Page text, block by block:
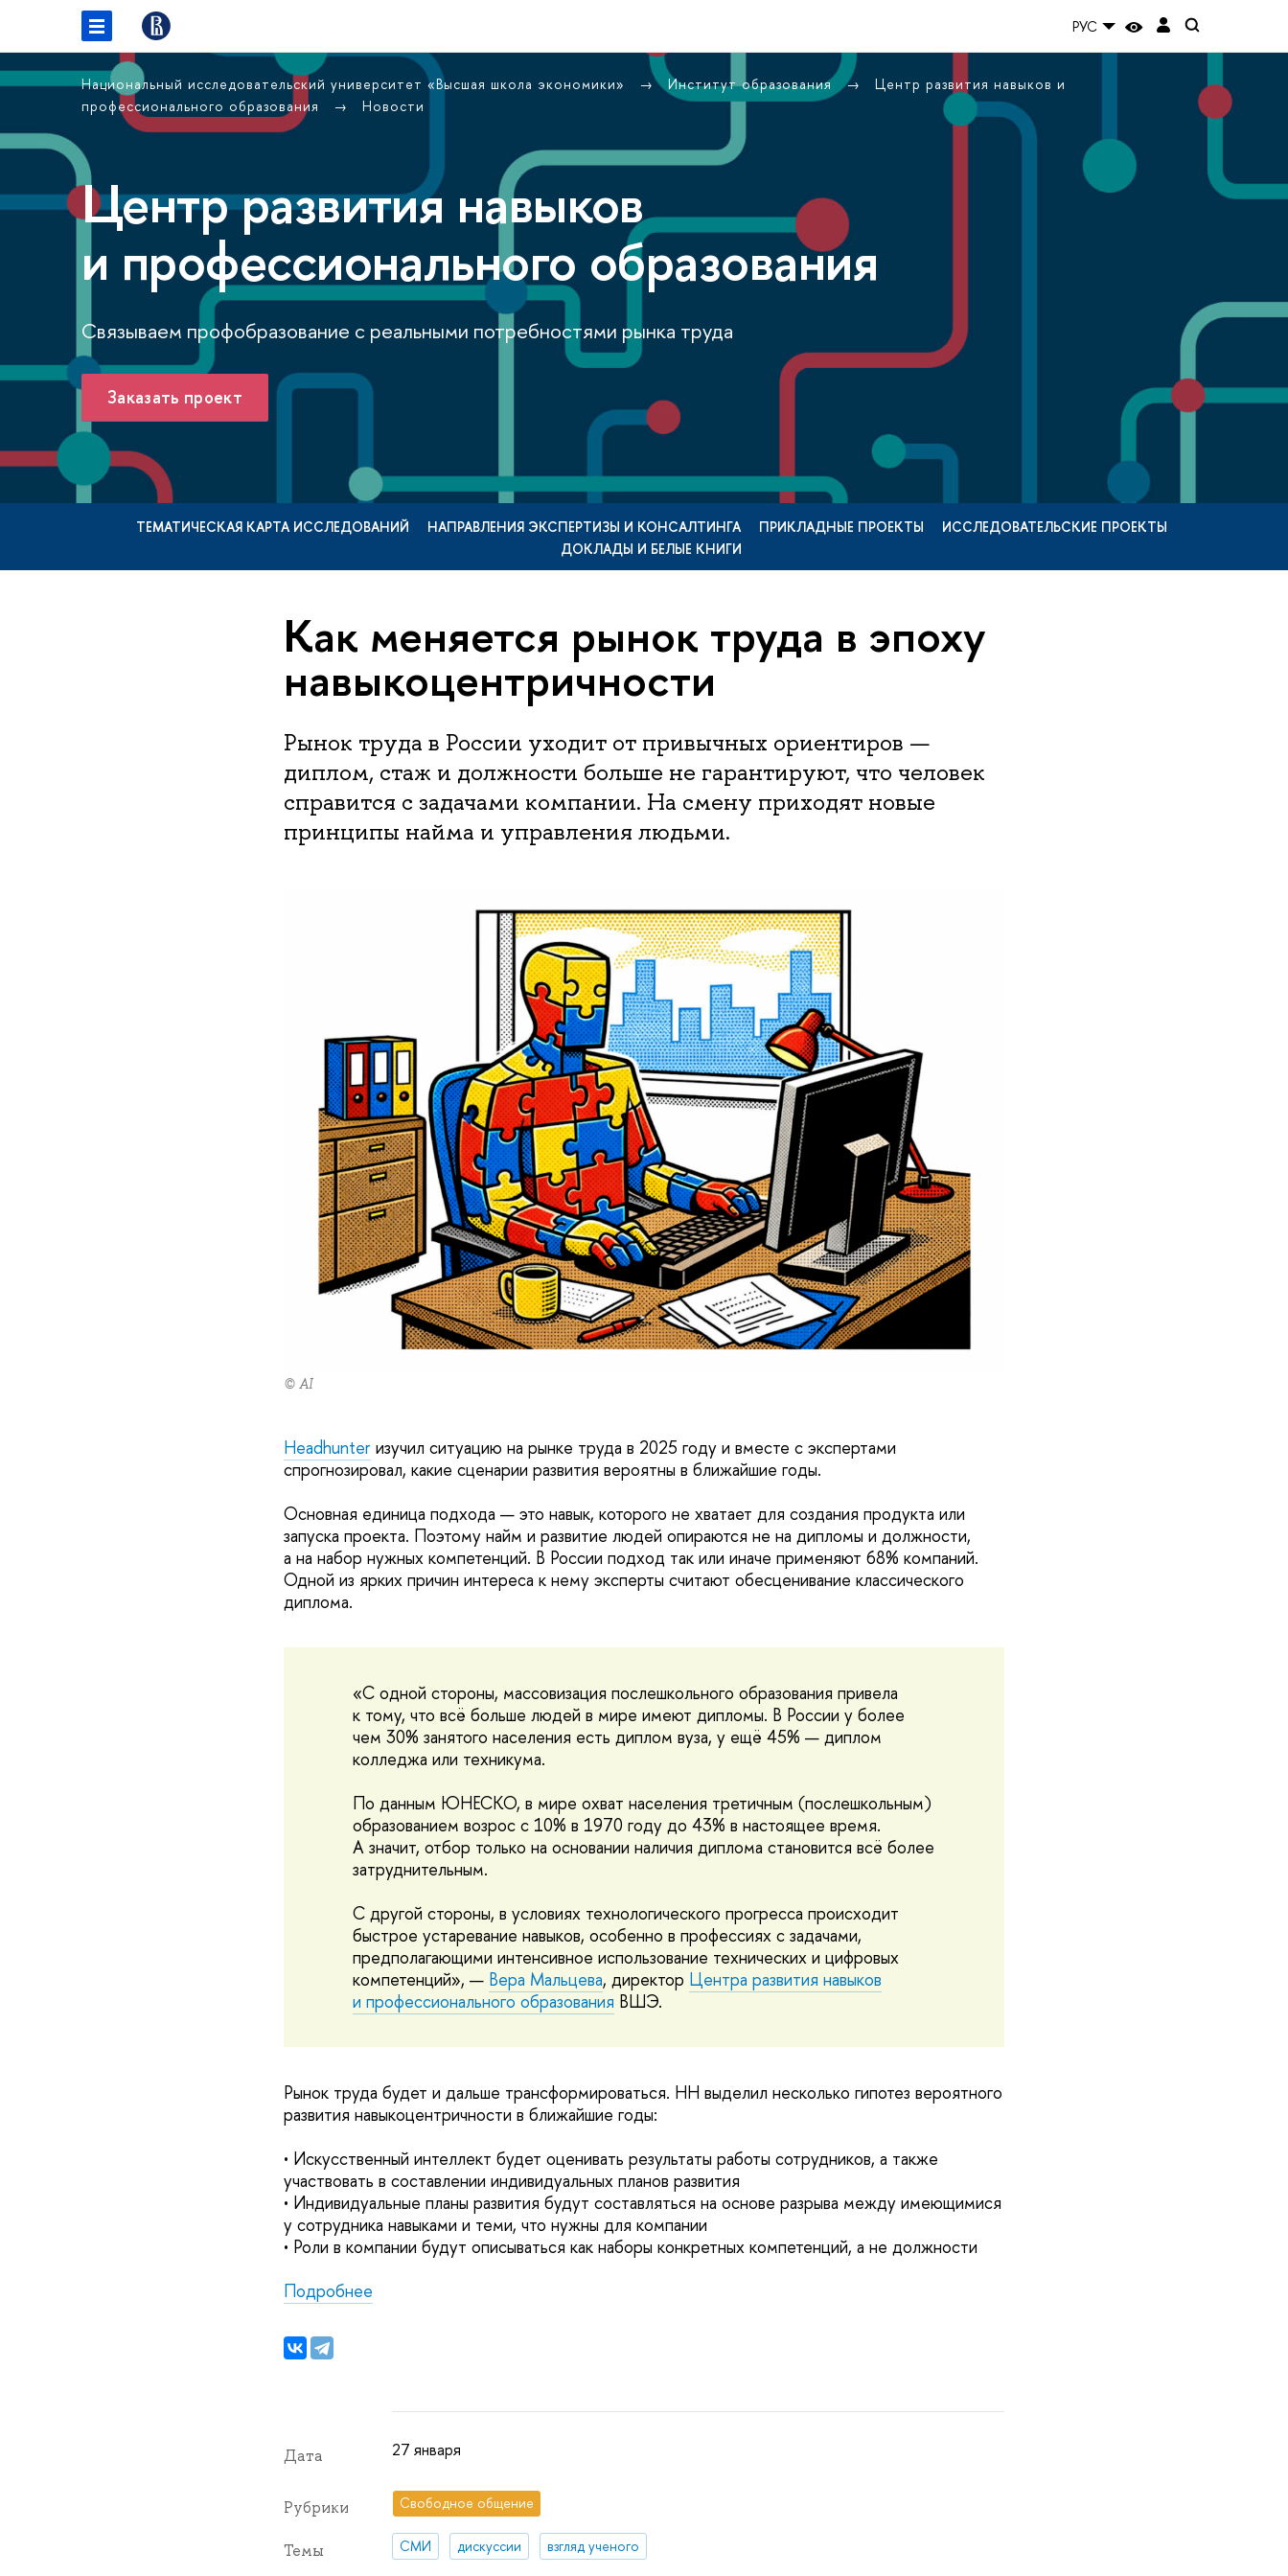
РУС
Национальный исследовательский университет «Высшая школа экономики» Институт образования
Центр развития навыков и
профессионального образования
Новости
Центр развития навыков
и профессионального образования
Связываем профобразование с реальными потребностями рынка труда
Заказать проект
ТЕМАТИЧЕСКАЯ КАРТА ИССЛЕДОВАНИЙ НАПРАВЛЕНИЯ ЭКСПЕРТИЗЫ И КОНСАЛТИНГА ПРИКЛАДНЫЕ ПРОЕКТЫ
ИССЛЕДОВАТЕЛЬСКИЕ ПРОЕКТЫ
ДОКЛАДЫ И БЕЛЫЕ КНИГИ
Как меняется рынок труда в эпоху
навыкоцентричности
Рынок труда в России уходит от привычных ориентиров —
диплом, стаж и должности больше не гарантируют, что человек
справится с задачами компании. На смену приходят новые
принципы найма и управления людьми.
© AI
Headhunterизучил ситуацию на рынке труда в 2025 году и вместе с экспертами
спрогнозировал, какие сценарии развития вероятны в ближайшие годы.
Основная единица подхода — это навык, которого не хватает для создания продукта или
запуска проекта. Поэтому найм и развитие людей опираются не на дипломы и должности,
а на набор нужных компетенций. В России подход так или иначе применяют 68% компаний.
Одной из ярких причин интереса к нему эксперты считают обесценивание классического
диплома.
«С одной стороны, массовизация послешкольного образования привела
к тому, что всё больше людей в мире имеют дипломы. В России у более
чем 30% занятого населения есть диплом вуза, у ещё 45% — диплом
колледжа или техникума.
По данным ЮНЕСКО, в мире охват населения третичным (послешкольным)
образованием возрос с 10% в 1970 году до 43% в настоящее время.
А значит, отбор только на основании наличия диплома становится всё более
затруднительным.
С другой стороны, в условиях технологического прогресса происходит
быстрое устаревание навыков, особенно в профессиях с задачами,
предполагающими интенсивное использование технических и цифровых
компетенций», — Вера Мальцева, директор Центра развития навыков
и профессионального образования ВШЭ.
Рынок труда будет и дальше трансформироваться. HH выделил несколько гипотез вероятного
развития навыкоцентричности в ближайшие годы:
• Искусственный интеллект будет оценивать результаты работы сотрудников, а также
участвовать в составлении индивидуальных планов развития
• Индивидуальные планы развития будут составляться на основе разрыва между имеющимися
у сотрудника навыками и теми, что нужны для компании
• Роли в компании будут описываться как наборы конкретных компетенций, а не должности
Подробнее
Дата 27 января
Рубрики Свободное общение
Темы СМИ дискуссии взгляд ученого